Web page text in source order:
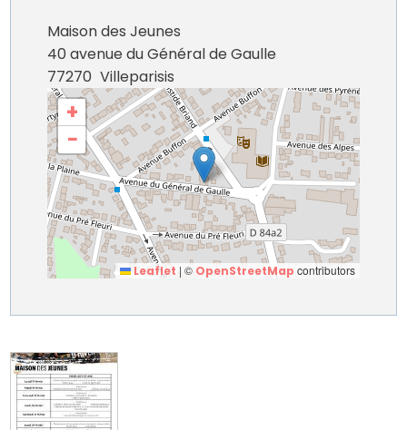
Maison des Jeunes
40 avenue du Général de Gaulle
77270 Villeparisis
+
−
Leaflet | © OpenStreetMap contributors